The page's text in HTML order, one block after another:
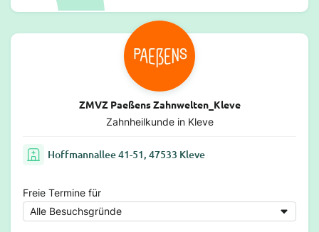
ZMVZ Paeßens Zahnwelten_Kleve
Zahnheilkunde in Kleve
Hoffmannallee 41-51, 47533 Kleve
Freie Termine für